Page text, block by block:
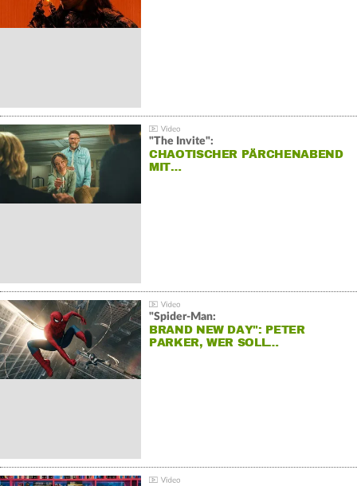
"The Invite":
CHAOTISCHER PÄRCHENABEND
MIT…
"Spider-Man:
BRAND NEW DAY": PETER
PARKER, WER SOLL…